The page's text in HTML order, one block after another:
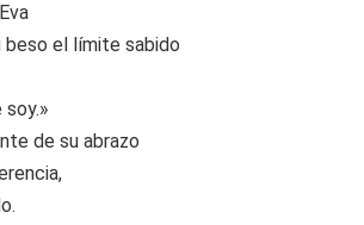
beso el límite sabido
soy.»
de su abrazo